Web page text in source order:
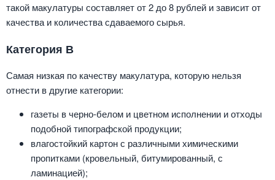
такой макулатуры составляет от 2 до 8 рублей и зависит от
качества и количества сдаваемого сырья.
Категория В
Самая низкая по качеству макулатура, которую нельзя
отнести в другие категории:
газеты в черно-белом и цветном исполнении и отходы
подобной типографской продукции;
влагостойкий картон с различными химическими
пропитками (кровельный, битумированный, с
ламинацией);